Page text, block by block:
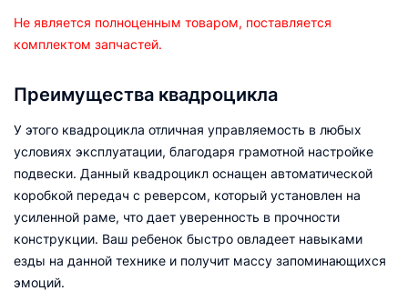
Не является полноценным товаром, поставляется
комплектом запчастей.
Преимущества квадроцикла
У этого квадроцикла отличная управляемость в любых
условиях эксплуатации, благодаря грамотной настройке
подвески. Данный квадроцикл оснащен автоматической
коробкой передач с реверсом, который установлен на
усиленной раме, что дает уверенность в прочности
конструкции. Ваш ребенок быстро овладеет навыками
езды на данной технике и получит массу запоминающихся
эмоций.